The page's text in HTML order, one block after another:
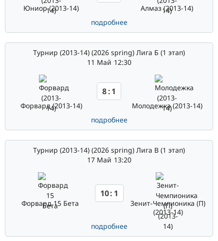
Юниор (2013-14)
Алмаз (2013-14)
подробнее
Турнир (2013-14) (2026 spring) Лига Б (1 этап)
11 Май 12:30
Форвард (2013-14)
8:1
Молодежка (2013-14)
подробнее
Турнир (2013-14) (2026 spring) Лига В (1 этап)
17 Май 13:20
Форвард 15 Бета
10: 1
Зенит-Чемпионика (П)
(2013-14)
подробнее